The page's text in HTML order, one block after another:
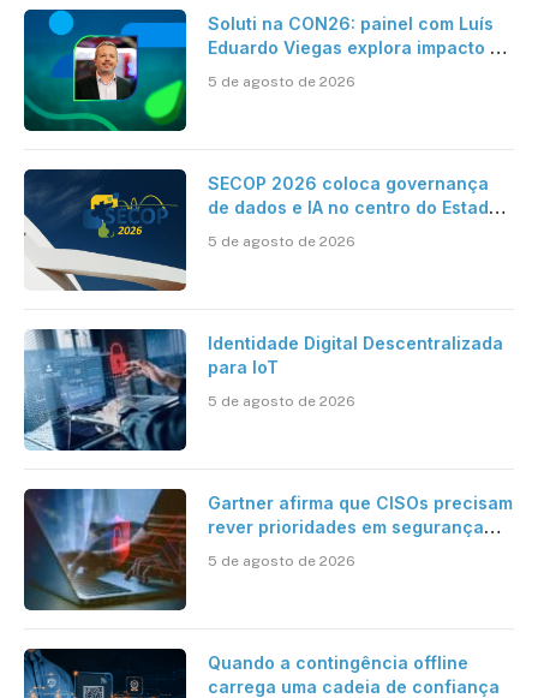
Soluti na CON26: painel com Luís
Eduardo Viegas explora impacto de
Contabilidade
5 de agosto de 2026
SECOP 2026 coloca governança
de dados e IA no centro do Estado
5 de agosto de 2026
Identidade Digital Descentralizada
para IoT
5 de agosto de 2026
Gartner afirma que CISOs precisam
rever prioridades em segurança
desafios impostos pela Inteligência
5 de agosto de 2026
Quando a contingência offline
carrega uma cadeia de confiança